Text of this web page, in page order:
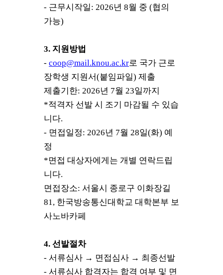
- 근무시작일: 2026년 8월 중 (협의
가능)
3. 지원방법
- coop@mail.knou.ac.kr로 국가 근로
장학생 지원서(붙임파일) 제출
제출기한: 2026년 7월 23일까지
*적격자 선발 시 조기 마감될 수 있습
니다.
- 면접일정: 2026년 7월 28일(화) 예
정
*면접 대상자에게는 개별 연락드립
니다.
면접장소: 서울시 종로구 이화장길
81, 한국방송통신대학교 대학본부 보
사노바카페
4. 선발절차
- 서류심사 → 면접심사 → 최종선발
- 서류심사 합격자는 합격 여부 및 면